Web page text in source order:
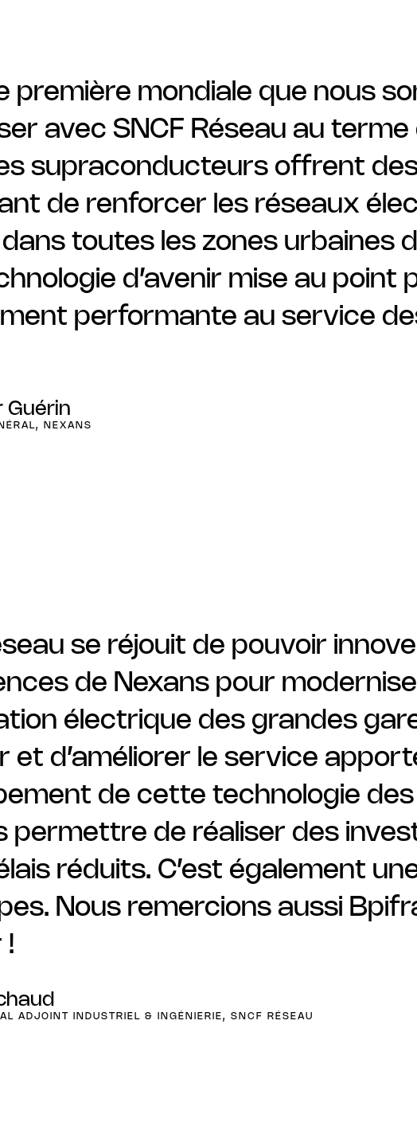
première mondiale que nous
avec SNCF Réseau au
supraconducteurs offrent
de renforcer les réseaux
toutes les zones urbaines
d’avenir mise au point
performante au service
Guérin
NEXANS
se réjouit de pouvoir
de Nexans pour
électrique des grandes
et d’améliorer le service
de cette technologie
permettre de réaliser des
réduits. C’est également
Nous remercions aussi
!
ADJOINT INDUSTRIEL & INGÉNIERIE, SNCF RÉSEAU